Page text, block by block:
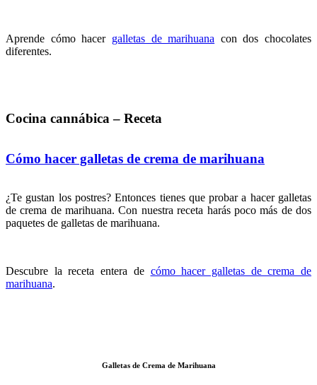
Aprende cómo hacer galletas de marihuana con dos chocolates
diferentes.
Cocina cannábica – Receta
Cómo hacer galletas de crema de marihuana
¿Te gustan los postres? Entonces tienes que probar a hacer galletas
de crema de marihuana. Con nuestra receta harás poco más de dos
paquetes de galletas de marihuana.
Descubre la receta entera de cómo hacer galletas de crema de
marihuana.
Galletas de Crema de Marihuana